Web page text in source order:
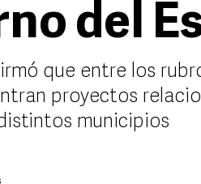
del
que entre los
proyectos
municipios